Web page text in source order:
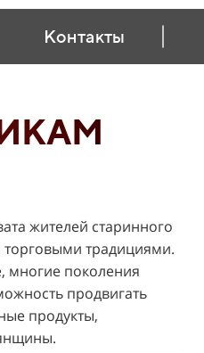
Контакты
жителей старинного
торговыми традициями.
многие поколения
продвигать
продукты,